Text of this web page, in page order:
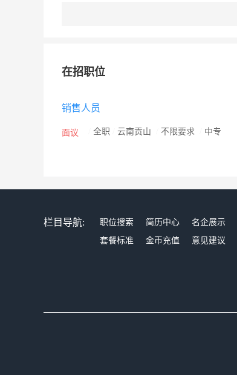
在招职位
销售人员
面议 全职 云南贡山 不限要求 中专
栏目导航: 职位搜索 简历中心 名企展示
套餐标准
金币充值 意见建议